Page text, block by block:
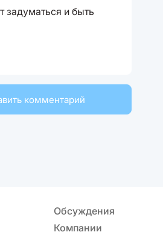
задуматься и быть
комментарий
Обсуждения
Компании